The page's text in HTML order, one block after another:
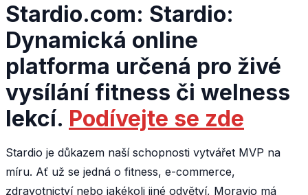
Stardio.com: Stardio:
Dynamická online
platforma určená pro živé
vysílání fitness či welness
lekcí. Podívejte se zde
Stardio je důkazem naší schopnosti vytvářet MVP na
míru. Ať už se jedná o fitness, e-commerce,
zdravotnictví nebo jakékoli jiné odvětví, Moravio má